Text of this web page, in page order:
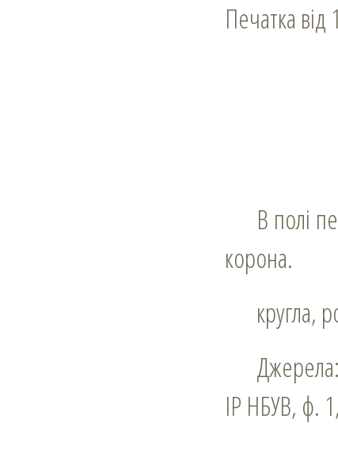
Печатка від
В полі печатки рококовий щит, на якому вензель; над щитом князівська
корона.
кругла,
Джерела:
ІР НБУВ, ф.